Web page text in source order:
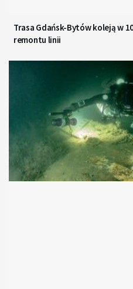
Trasa Gdańsk-Bytów koleją w
remontu linii